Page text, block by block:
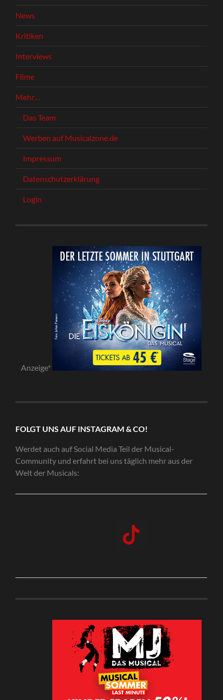
News
Kritiken
Interviews
Filme
Mehr…
Das Team
Werben auf Musicalzone.de
Impressum
Datenschutzerklärung
Login
Anzeige*
FOLGT UNS AUF INSTAGRAM & CO!
Werdet auch auf Social Media Teil der Musical-
Community und erfahrt bei uns täglich mehr aus der
Welt der Musicals: